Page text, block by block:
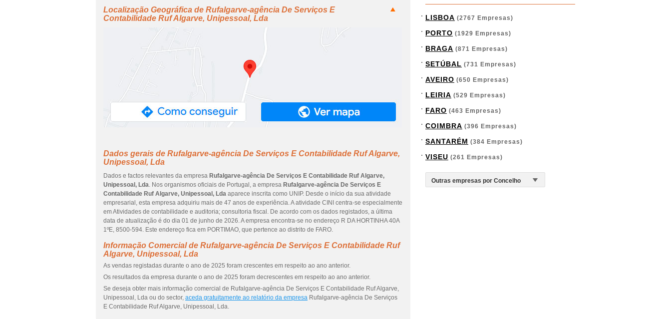
Localização Geográfica de Rufalgarve-agência De Serviços E
Contabilidade Ruf Algarve, Unipessoal, Lda
Dados gerais de Rufalgarve-agência De Serviços E Contabilidade Ruf Algarve,
Unipessoal, Lda
Dados e factos relevantes da empresa Rufalgarve-agência De Serviços E Contabilidade Ruf Algarve,
Unipessoal, Lda. Nos organismos oficiais de Portugal, a empresa Rufalgarve-agência De Serviços E
Contabilidade Ruf Algarve, Unipessoal, Lda aparece inscrita como UNIP. Desde o início da sua atividade
empresarial, esta empresa adquiriu mais de 47 anos de experiência. A atividade CINI centra-se especialmente
em Atividades de contabilidade e auditoria; consultoria fiscal. De acordo com os dados registados, a última
data de atualização é do dia 01 de junho de 2026. A empresa encontra-se no endereço R DA HORTINHA 40A
1ºE, 8500-594. Este endereço fica em PORTIMAO, que pertence ao distrito de FARO.
Informação Comercial de Rufalgarve-agência De Serviços E Contabilidade Ruf
Algarve, Unipessoal, Lda
As vendas registadas durante o ano de 2025 foram crescentes em respeito ao ano anterior.
Os resultados da empresa durante o ano de 2025 foram decrescentes em respeito ao ano anterior.
Se deseja obter mais informação comercial de Rufalgarve-agência De Serviços E Contabilidade Ruf Algarve,
Unipessoal, Lda ou do sector, aceda gratuitamente ao relatório da empresa Rufalgarve-agência De Serviços
E Contabilidade Ruf Algarve, Unipessoal, Lda.
LISBOA (2767 Empresas)
PORTO (1929 Empresas)
BRAGA (871 Empresas)
SETÚBAL (731 Empresas)
AVEIRO (650 Empresas)
LEIRIA (529 Empresas)
FARO (463 Empresas)
COIMBRA (396 Empresas)
SANTARÉM (384 Empresas)
VISEU (261 Empresas)